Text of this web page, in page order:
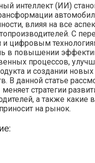
интеллект (ИИ)
влияя на все
С
и цифровым
в повышении
процессов,
и создании
В данной статье
стратегии
а также какие
на рынок.